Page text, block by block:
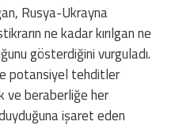
Rusya-Ukrayna
ne kadar kırılgan ne
gösterdiğini vurguladı.
potansiyel tehditler
ve beraberliğe her
işaret eden